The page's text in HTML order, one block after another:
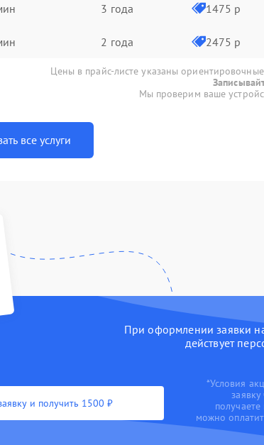
3 года 1475 р
2 года 2475 р
Цены в прайс-листе указаны
Мы проверим ваше
все услуги
При оформлении заявки
действует
и получить 1500 ₽
*Условия
можно